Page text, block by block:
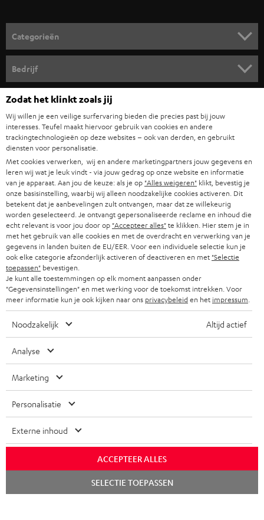
o
r
n
i
e
u
w
s
b
r
i
e
f
Categorieën
COMPLETE SYSTEMEN
SOUNDBARS
HIFI-SPEAKERS
SMART HOME
BLUETOOTH
KOPTELEFOONS
BLUETOOTH KOPTELEFOONS
COMPLETE SETS
SPEAKERS
ULTIMA
IN-EAR
FANSHOP
NIEUWKOMERS
Bedrijf
SUPPORT
CARRIÈRE
PERS & MARKETING
B2B
PARTNERPROGRAMMA
BLOG
NEWSLETTER
STORES
TEUFEL VOORDELEN
TEUFEL STORY
MANAGEMENT
DUURZAAMHEID
NORMEN EN WAARDES
STUDENTENKORTING
Teufel online shops
DUITSLAND
OOSTENRIJK
ZWITSERLAND
NEDERLAND
BELGIË
FRANKRIJK
POLEN
SPANJE
USA
'Kennelijke' (typ)fouten voorbehouden. De op de foto's afgebeelde
accessoires zijn niet bij de levering inbegrepen. Eventuele
Disclaimer Algemene voorwaarden
Privacybeleid
EU Data Act hier de overeenkomst herroepen
Zodat het klinkt zoals jij
Wij willen je een veilige surfervaring bieden die precies past bij jouw
interesses. Teufel maakt hiervoor gebruik van cookies en andere
trackingtechnologieën op deze websites – ook van derden, en gebruikt
diensten voor personalisatie.
Met cookies verwerken, wij en andere marketingpartners jouw gegevens en
leren wij wat je leuk vindt - via jouw gedrag op onze website en informatie
van je apparaat. Aan jou de keuze: als je op "Alles weigeren" klikt, bevestig je
onze basisinstelling, waarbij wij alleen noodzakelijke cookies activeren. Dit
betekent dat je aanbevelingen zult ontvangen, maar dat ze willekeurig
worden geselecteerd. Je ontvangt gepersonaliseerde reclame en inhoud die
echt relevant is voor jou door op "Accepteer alles"te klikken. Hier stem je in
met het gebruik van alle cookies en met de overdracht en verwerking van je
gegevens in landen buiten de EU/EER. Voor een individuele selectie kun je
ook elke categorie afzonderlijk activeren of deactiveren en met "Selectie
toepassen" bevestigen.
Je kunt alle toestemmingen op elk moment aanpassen onder
"Gegevensinstellingen" en met werking voor de toekomst intrekken. Voor
meer informatie kun je ook kijken naar ons privacybeleiden het impressum
Noodzakelijk Altijd actief
Analyse
Marketing
Personalisatie
Externe inhoud
ACCEPTEER ALLES
SELECTIE TOEPASSEN